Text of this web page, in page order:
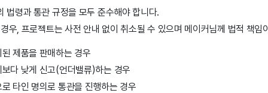
법령과 통관 규정을 모두 준수해야 합니다.
우, 프로젝트는 사전 안내 없이 취소될 수 있으며 메이커님께 법적 책
제품을 판매하는 경우
다 낮게 신고(언더밸류)하는 경우
타인 명의로 통관을 진행하는 경우